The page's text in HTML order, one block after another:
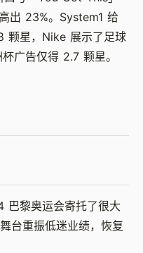
出 23%。System1 给
颗星，Nike 展示了足球
广告仅得 2.7 颗星。
黎奥运会寄托了很大
台重振低迷业绩，恢复